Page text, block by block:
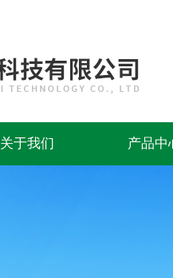
关于我们 产品中